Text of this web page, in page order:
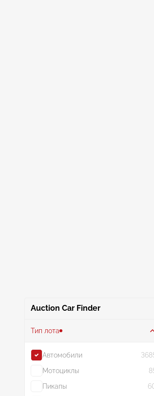
Auction Car Finder
Тип лота
Автомобили
Мотоциклы
Пикапы